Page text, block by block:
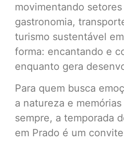
movimentando
gastronomia,
turismo sustentável
forma: encantando e
enquanto gera
Para quem busca
a natureza e
sempre, a temporada
em Prado é um